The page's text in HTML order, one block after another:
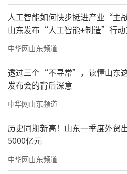
势互补、合作共赢、融
足菏泽实际，全面做好办
件改善、科技成果转化
面工作，赋能菏泽经济社
张伦对齐鲁工业大学
以来给予菏泽的关心支
破菏泽、实现高质量发
泽高度重视高等院校建
努力推进菏泽校区下步
意的高水平大学。要尽
人工智能如何快步挺进产业“主
山东发布“人工智能+制造”行
中华网山东频道
透过三个“不寻常”，读懂山东
发布会的背后深意
中华网山东频道
历史同期新高！山东一季度外贸
5000亿元
中华网山东频道